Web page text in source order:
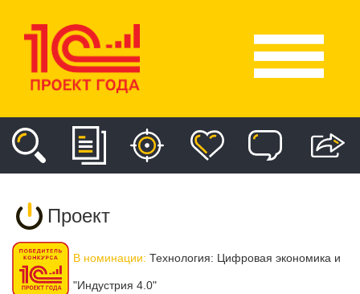
Проект
В номинации: Технология: Цифровая экономика и
"Индустрия 4.0"